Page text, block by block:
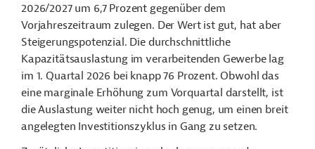
2026/2027 um 6,7 Prozent gegenüber dem
Vorjahreszeitraum zulegen. Der Wert ist gut, hat aber
Steigerungspotenzial. Die durchschnittliche
Kapazitätsauslastung im verarbeitenden Gewerbe lag
im 1. Quartal 2026 bei knapp 76 Prozent. Obwohl das
eine marginale Erhöhung zum Vorquartal darstellt, ist
die Auslastung weiter nicht hoch genug, um einen breit
angelegten Investitionszyklus in Gang zu setzen.